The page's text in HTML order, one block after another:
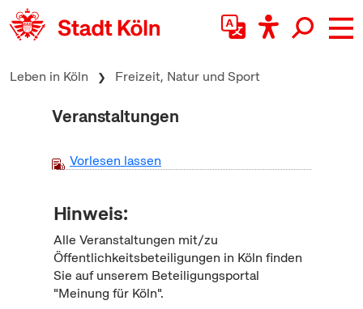
zum Inhalt springen
Leben in Köln Freizeit, Natur und Sport
Veranstaltungen
Vorlesen lassen
Hinweis:
Alle Veranstaltungen mit/zu
Öffentlichkeitsbeteiligungen in Köln finden
Sie auf unserem Beteiligungsportal
"Meinung für Köln".